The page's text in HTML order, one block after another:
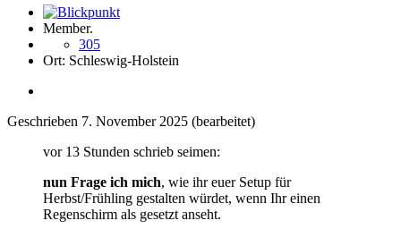
Member.
305
Ort: Schleswig-Holstein
Geschrieben 7. November 2025 (bearbeitet)
vor 13 Stunden schrieb seimen:
nun Frage ich mich, wie ihr euer Setup für
Herbst/Frühling gestalten würdet, wenn Ihr einen
Regenschirm als gesetzt anseht.